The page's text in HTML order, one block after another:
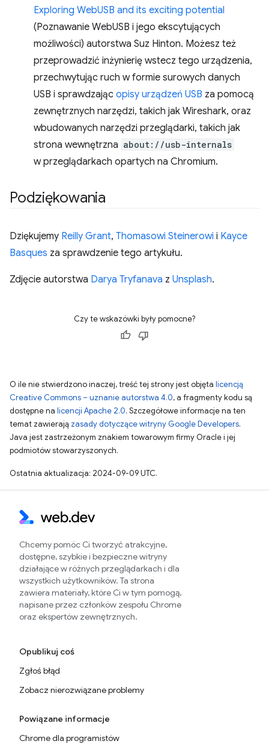
Exploring WebUSB and its exciting potential
(Poznawanie WebUSB i jego ekscytujących
możliwości) autorstwa Suz Hinton. Możesz też
przeprowadzić inżynierię wstecz tego urządzenia,
przechwytując ruch w formie surowych danych
USB i sprawdzając opisy urządzeń USB za pomocą
zewnętrznych narzędzi, takich jak Wireshark, oraz
wbudowanych narzędzi przeglądarki, takich jak
strona wewnętrzna about://usb-internals
w przeglądarkach opartych na Chromium.
Podziękowania
Dziękujemy Reilly Grant, Thomasowi Steinerowi i Kayce
Basques za sprawdzenie tego artykułu.
Zdjęcie autorstwa Darya Tryfanava z Unsplash.
Czy te wskazówki były pomocne?
O ile nie stwierdzono inaczej, treść tej strony jest objęta licencją
Creative Commons – uznanie autorstwa 4.0, a fragmenty kodu są
dostępne na licencji Apache 2.0. Szczegółowe informacje na ten
temat zawierają zasady dotyczące witryny Google Developers.
Java jest zastrzeżonym znakiem towarowym firmy Oracle i jej
podmiotów stowarzyszonych.
Ostatnia aktualizacja: 2024-09-09 UTC.
Chcemy pomóc Ci tworzyć atrakcyjne,
dostępne, szybkie i bezpieczne witryny
działające w różnych przeglądarkach i dla
wszystkich użytkowników. Ta strona
zawiera materiały, które Ci w tym pomogą,
napisane przez członków zespołu Chrome
oraz ekspertów zewnętrznych.
Opublikuj coś
Zgłoś błąd
Zobacz nierozwiązane problemy
Powiązane informacje
Chrome dla programistów